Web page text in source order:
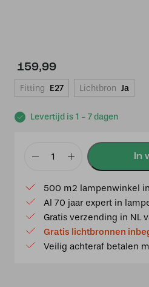
Levertijd is 1 - 7 dagen
159,99
Fitting E27 Lichtbron Ja
Tiffany
brons
met
Gentian
Purple
aantal
500 m2 lampenwinkel
Al 70 jaar expert in
Gratis verzending in NL
Gratis lichtbronnen
Veilig achteraf betalen